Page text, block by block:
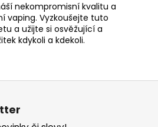
nekompromisní kvalitu a
vaping. Vyzkoušejte tuto
a užijte si osvěžující a
kdykoli a kdekoli.